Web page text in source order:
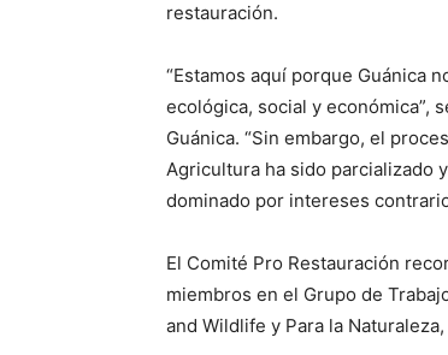
restauración.
“Estamos aquí porque Guánica
ecológica, social y económica”,
Guánica. “Sin embargo, el
Agricultura ha sido parcializado
dominado por intereses
El Comité Pro Restauración
miembros en el Grupo de
and Wildlife y Para la